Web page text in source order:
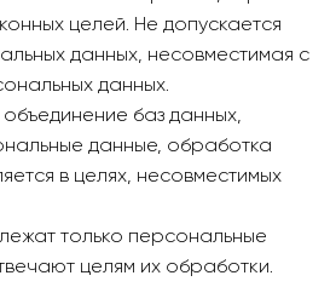
целей. Не допускается
данных, несовместимая с
данных.
объединение баз данных,
данные, обработка
в целях, несовместимых
только персональные
целям их обработки.